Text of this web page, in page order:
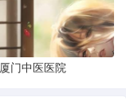
厦门中医医院